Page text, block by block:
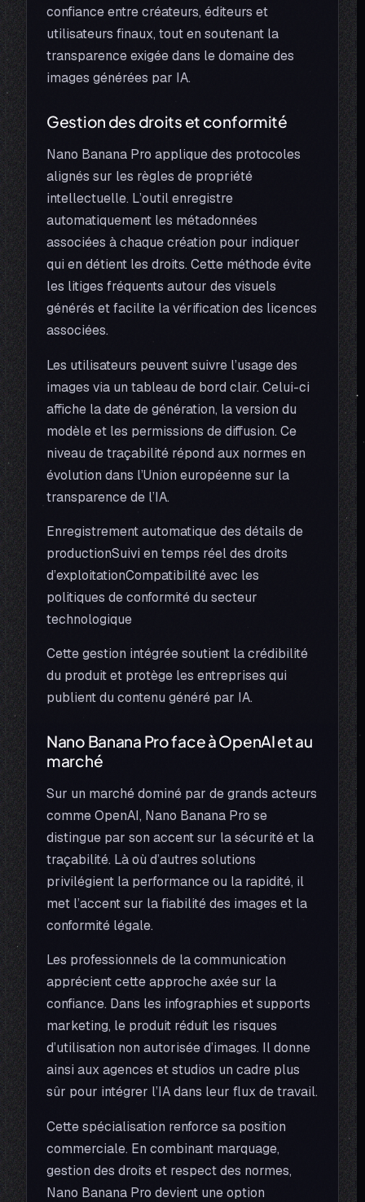
confiance entre créateurs, éditeurs et
utilisateurs finaux, tout en soutenant la
transparence exigée dans le domaine des
images générées par IA.
Gestion des droits et conformité
Nano Banana Pro applique des protocoles
alignés sur les règles de propriété
intellectuelle. L’outil enregistre
automatiquement les métadonnées
associées à chaque création pour indiquer
qui en détient les droits. Cette méthode évite
les litiges fréquents autour des visuels
générés et facilite la vérification des licences
associées.
Les utilisateurs peuvent suivre l’usage des
images via un tableau de bord clair. Celui-ci
affiche la date de génération, la version du
modèle et les permissions de diffusion. Ce
niveau de traçabilité répond aux normes en
évolution dans l’Union européenne sur la
transparence de l’IA.
Enregistrement automatique des détails de
productionSuivi en temps réel des droits
d’exploitationCompatibilité avec les
politiques de conformité du secteur
technologique
Cette gestion intégrée soutient la crédibilité
du produit et protège les entreprises qui
publient du contenu généré par IA.
Nano Banana Pro face à OpenAI et au
marché
Sur un marché dominé par de grands acteurs
comme OpenAI, Nano Banana Pro se
distingue par son accent sur la sécurité et la
traçabilité. Là où d’autres solutions
privilégient la performance ou la rapidité, il
met l’accent sur la fiabilité des images et la
conformité légale.
Les professionnels de la communication
apprécient cette approche axée sur la
confiance. Dans les infographies et supports
marketing, le produit réduit les risques
d’utilisation non autorisée d’images. Il donne
ainsi aux agences et studios un cadre plus
sûr pour intégrer l’IA dans leur flux de travail.
Cette spécialisation renforce sa position
commerciale. En combinant marquage,
gestion des droits et respect des normes,
Nano Banana Pro devient une option